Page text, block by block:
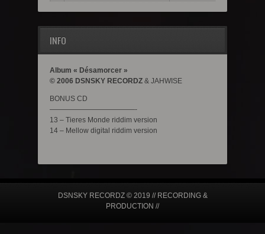
INFO
Album « Désamorcer »
© 2006 DSNSKY RECORDZ & JAHWISE
BONUS CD
————————————-
13 – Tieres Monde riddim version
14 – Mellow digital riddim version
DSNSKY RECORDZ © 2019 // RECORDING &
PRODUCTION //